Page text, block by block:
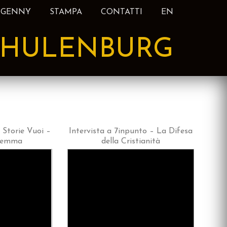
GENNY STAMPA CONTATTI EN
Vuoi –
Intervista a 7inpunto – La Difesa
della Cristianità